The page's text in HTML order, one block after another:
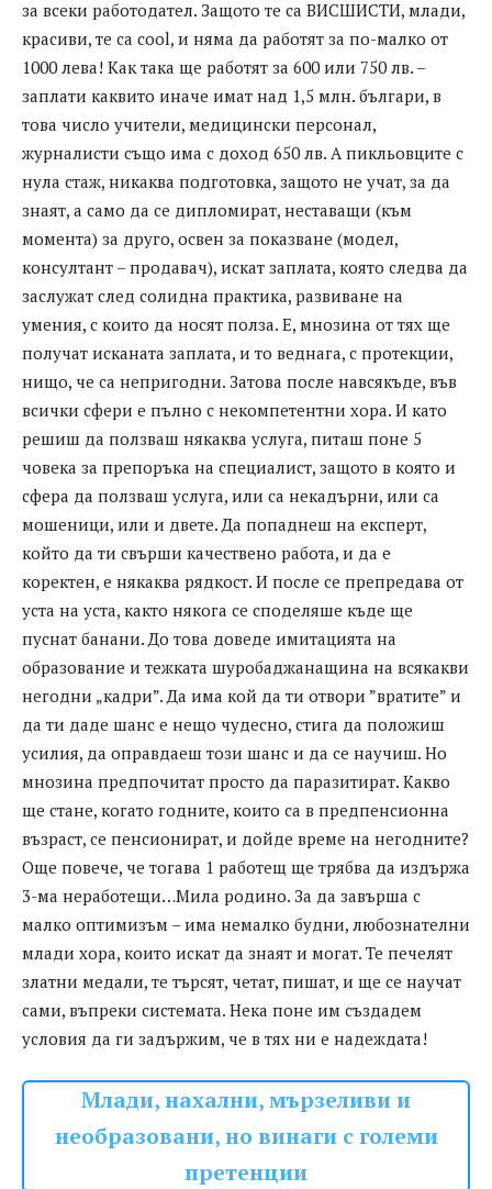
за всеки работодател. Защото те са ВИСШИСТИ, млади,
красиви, те са cool, и няма да работят за по-малко от
1000 лева! Как така ще работят за 600 или 750 лв. –
заплати каквито иначе имат над 1,5 млн. българи, в
това число учители, медицински персонал,
журналисти също има с доход 650 лв. А пикльовците с
нула стаж, никаква подготовка, защото не учат, за да
знаят, а само да се дипломират, неставащи (към
момента) за друго, освен за показване (модел,
консултант – продавач), искат заплата, която следва да
заслужат след солидна практика, развиване на
умения, с които да носят полза. Е, мнозина от тях ще
получат исканата заплата, и то веднага, с протекции,
нищо, че са непригодни. Затова после навсякъде, във
всички сфери е пълно с некомпетентни хора. И като
решиш да ползваш някаква услуга, питаш поне 5
човека за препоръка на специалист, защото в която и
сфера да ползваш услуга, или са некадърни, или са
мошеници, или и двете. Да попаднеш на експерт,
който да ти свърши качествено работа, и да е
коректен, е някаква рядкост. И после се препредава от
уста на уста, както някога се споделяше къде ще
пуснат банани. До това доведе имитацията на
образование и тежката шуробаджанащина на всякакви
негодни „кадри”. Да има кой да ти отвори ”вратите” и
да ти даде шанс е нещо чудесно, стига да положиш
усилия, да оправдаеш този шанс и да се научиш. Но
мнозина предпочитат просто да паразитират. Какво
ще стане, когато годните, които са в предпенсионна
възраст, се пенсионират, и дойде време на негодните?
Още повече, че тогава 1 работещ ще трябва да издържа
3-ма неработещи…Мила родино. За да завърша с
малко оптимизъм – има немалко будни, любознателни
млади хора, които искат да знаят и могат. Те печелят
златни медали, те търсят, четат, пишат, и ще се научат
сами, въпреки системата. Нека поне им създадем
условия да ги задържим, че в тях ни е надеждата!
Млади, нахални, мързеливи и
необразовани, но винаги с големи
претенции